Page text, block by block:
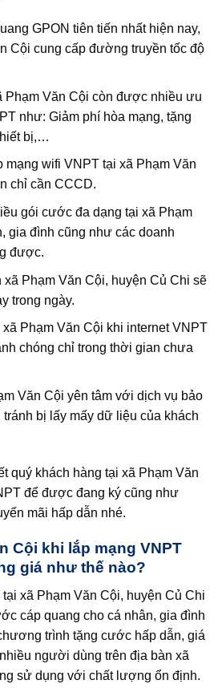
GPON tiên tiến nhất hiện nay,
Cội cung cấp đường truyền tốc độ
Phạm Văn Cội còn được nhiều ưu
như: Giảm phí hòa mạng, tặng
bị,…
mạng wifi VNPT tại xã Phạm Văn
chỉ cần CCCD.
gói cước đa dạng tại xã Phạm
gia đình cũng như các doanh
được.
xã Phạm Văn Cội, huyện Củ Chi sẽ
trong ngày.
xã Phạm Văn Cội khi internet VNPT
chóng chỉ trong thời gian chưa
Văn Cội yên tâm với dịch vụ bảo
tránh bị lấy mấy dữ liệu của khách
quý khách hàng tại xã Phạm Văn
để được đang ký cũng như
mãi hấp dẫn nhé.
Cội khi lắp mạng VNPT
giá như thế nào?
xã Phạm Văn Cội, huyện Củ Chi
cáp quang cho cá nhân, gia đình
trình tặng cước hấp dẫn, giá
người dùng trên địa bàn xã
sử dụng với chất lượng ổn định.